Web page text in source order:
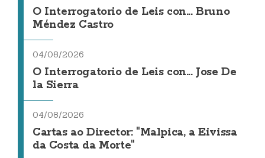
O Interrogatorio de Leis con... Bruno
Méndez Castro
04/08/2026
O Interrogatorio de Leis con... Jose De
la Sierra
04/08/2026
Cartas ao Director: "Malpica, a Eivissa
da Costa da Morte"